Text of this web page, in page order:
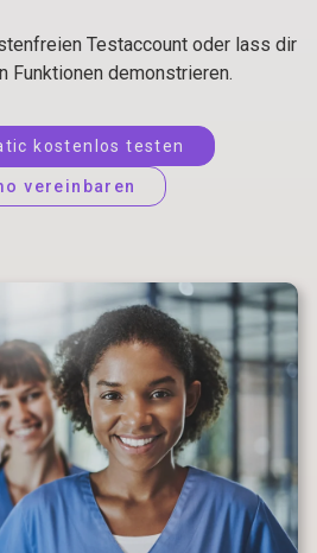
Testaccount oder lass dir
Funktionen demonstrieren.
kostenlos testen
vereinbaren